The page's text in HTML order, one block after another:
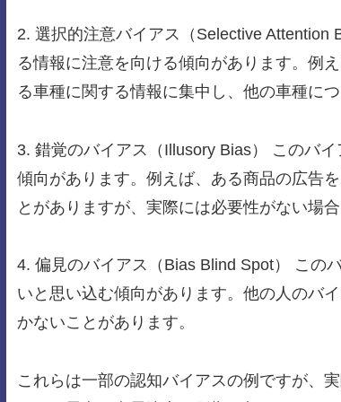
2. 選択的注意バイアス（Selective Attention
る情報に注意を向ける傾向があります。例
る車種に関する情報に集中し、他の車種に
3. 錯覚のバイアス（Illusory Bias） このバ
傾向があります。例えば、ある商品の広告
とがありますが、実際には必要性がない場合
4. 偏見のバイアス（Bias Blind Spot） この
いと思い込む傾向があります。他の人のバ
かないことがあります。
これらは一部の認知バイアスの例ですが、